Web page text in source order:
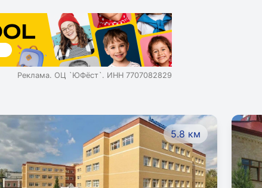
Реклама. ОЦ `ЮФёст`. ИНН 7707082829
5.8 км